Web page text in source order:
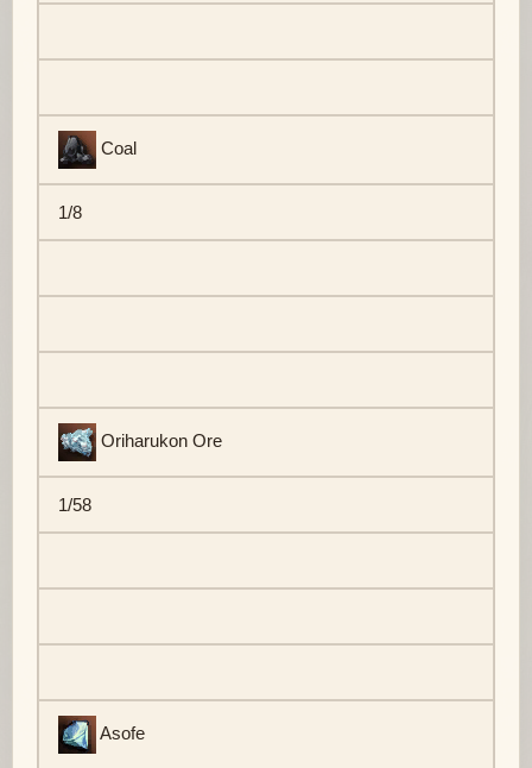
Coal
1/8
Oriharukon Ore
1/58
Asofe